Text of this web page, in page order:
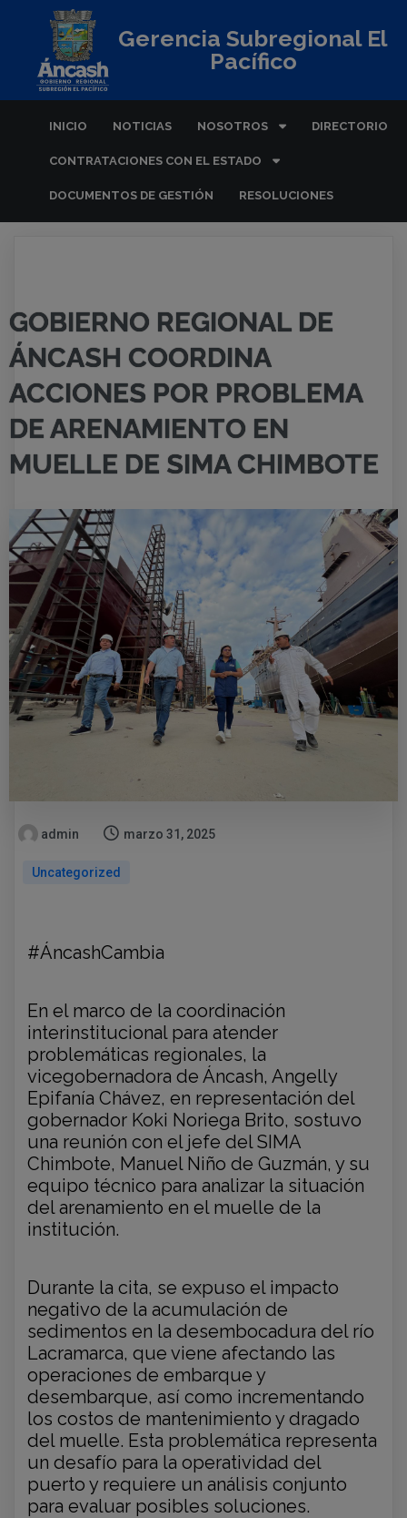
Gerencia Subregional El
Pacífico
INICIO NOTICIAS NOSOTROS DIRECTORIO
CONTRATACIONES CON EL ESTADO
DOCUMENTOS DE GESTIÓN RESOLUCIONES
GOBIERNO REGIONAL DE
ÁNCASH COORDINA
ACCIONES POR PROBLEMA
DE ARENAMIENTO EN
MUELLE DE SIMA CHIMBOTE
admin marzo 31, 2025
Uncategorized
#ÁncashCambia
En el marco de la coordinación
interinstitucional para atender
problemáticas regionales, la
vicegobernadora de Áncash, Angelly
Epifanía Chávez, en representación del
gobernador Koki Noriega Brito, sostuvo
una reunión con el jefe del SIMA
Chimbote, Manuel Niño de Guzmán, y su
equipo técnico para analizar la situación
del arenamiento en el muelle de la
institución.
Durante la cita, se expuso el impacto
negativo de la acumulación de
sedimentos en la desembocadura del río
Lacramarca, que viene afectando las
operaciones de embarque y
desembarque, así como incrementando
los costos de mantenimiento y dragado
del muelle. Esta problemática representa
un desafío para la operatividad del
puerto y requiere un análisis conjunto
para evaluar posibles soluciones.